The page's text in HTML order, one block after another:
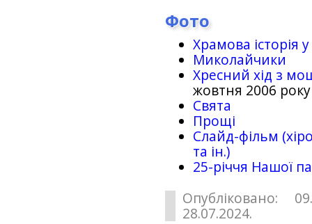
Фото
Храмова історія
Миколайчики
Хресний хід з
жовтня 2006 року
Свята
Прощі
Слайд-фільм
та ін.)
25-рiччя Нашої
Опубліковано:
28.07.2024.